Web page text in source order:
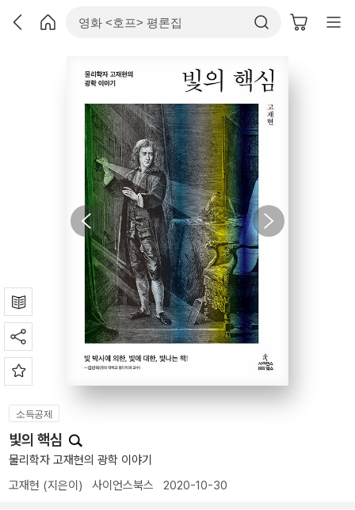
소득공제
빛의 핵심
물리학자 고재현의 광학 이야기
고재현 (지은이) 사이언스북스 2020-10-30